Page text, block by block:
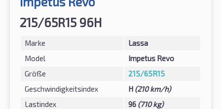
215/65R15 96H
Marke
Lassa
Model
Impetus Revo
Größe
215/65R15
Geschwindigkeitsindex
H (210 km/h)
Lastindex
96 (710 kg)